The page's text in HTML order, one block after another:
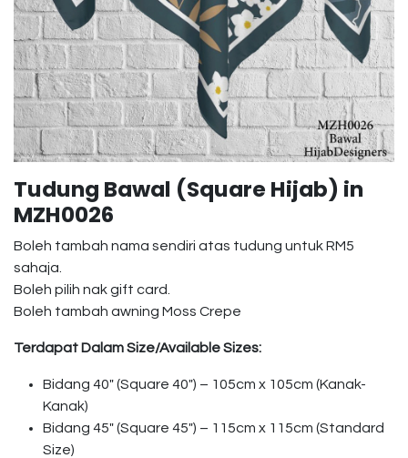
Tudung Bawal (Square Hijab) in
MZH0026
Boleh tambah nama sendiri atas tudung untuk RM5
sahaja.
Boleh pilih nak gift card.
Boleh tambah awning Moss Crepe
Terdapat Dalam Size/Available Sizes:
Bidang 40″ (Square 40″) – 105cm x 105cm (Kanak-
Kanak)
Bidang 45″ (Square 45″) – 115cm x 115cm (Standard
Size)